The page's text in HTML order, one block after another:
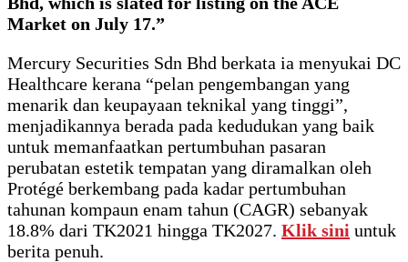
Market on July 17.”
Mercury Securities Sdn Bhd berkata ia menyukai DC
Healthcare kerana “pelan pengembangan yang
menarik dan keupayaan teknikal yang tinggi”,
menjadikannya berada pada kedudukan yang baik
untuk memanfaatkan pertumbuhan pasaran
perubatan estetik tempatan yang diramalkan oleh
Protégé berkembang pada kadar pertumbuhan
tahunan kompaun enam tahun (CAGR) sebanyak
18.8% dari TK2021 hingga TK2027. Klik sini untuk
berita penuh.